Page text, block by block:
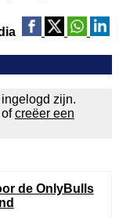
zijn.
creëer een
de OnlyBulls